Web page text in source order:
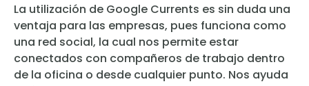
La utilización de Google Currents es sin duda una
ventaja para las empresas, pues funciona como
una red social, la cual nos permite estar
conectados con compañeros de trabajo dentro
de la oficina o desde cualquier punto. Nos ayuda